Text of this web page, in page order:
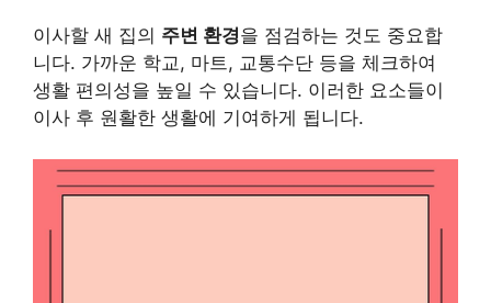
이사할 새 집의 주변 환경을 점검하는 것도 중요합
니다. 가까운 학교, 마트, 교통수단 등을 체크하여
생활 편의성을 높일 수 있습니다. 이러한 요소들이
이사 후 원활한 생활에 기여하게 됩니다.